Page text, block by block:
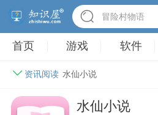
冒险村物语
首页 游戏 软件
资讯阅读 水仙小说
水仙小说